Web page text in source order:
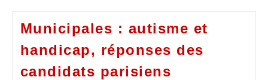
Municipales : autisme et
handicap, réponses des
candidats parisiens